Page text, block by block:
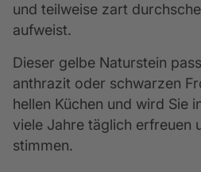
und teilweise zart
aufweist.
Dieser gelbe Naturstein
anthrazit oder schwarzen
hellen Küchen und wird Sie
viele Jahre täglich erfreuen
stimmen.